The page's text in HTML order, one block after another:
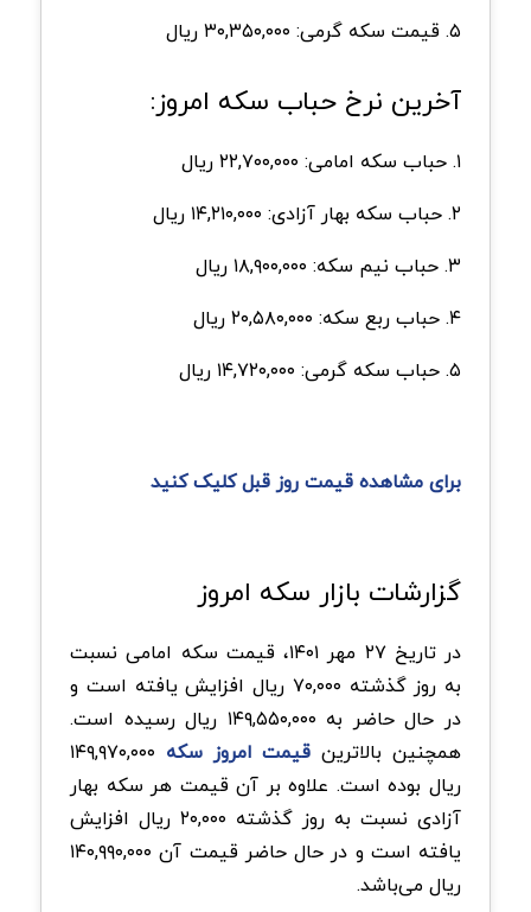
۵. قیمت سکه گرمی: ۳۰,۳۵۰,۰۰۰ ریال
آخرین نرخ حباب سکه امروز:
۱. حباب سکه امامی: ۲۲,۷۰۰,۰۰۰ ریال
۲. حباب سکه بهار آزادی: ۱۴,۲۱۰,۰۰۰ ریال
۳. حباب نیم سکه: ۱۸,۹۰۰,۰۰۰ ریال
۴. حباب ربع سکه: ۲۰,۵۸۰,۰۰۰ ریال
۵. حباب سکه گرمی: ۱۴,۷۲۰,۰۰۰ ریال
برای مشاهده قیمت روز قبل کلیک کنید
گزارشات بازار سکه امروز
در تاریخ ۲۷ مهر ۱۴۰۱، قیمت سکه امامی نسبت
به روز گذشته ۷۰,۰۰۰ ریال افزایش یافته است و
در حال حاضر به ۱۴۹,۵۵۰,۰۰۰ ریال رسیده است.
همچنین بالاترین قیمت امروز سکه ۱۴۹,۹۷۰,۰۰۰
ریال بوده است. علاوه بر آن قیمت هر سکه بهار
آزادی نسبت به روز گذشته ۲۰,۰۰۰ ریال افزایش
یافته است و در حال حاضر قیمت آن ۱۴۰,۹۹۰,۰۰۰
ریال می‌باشد.